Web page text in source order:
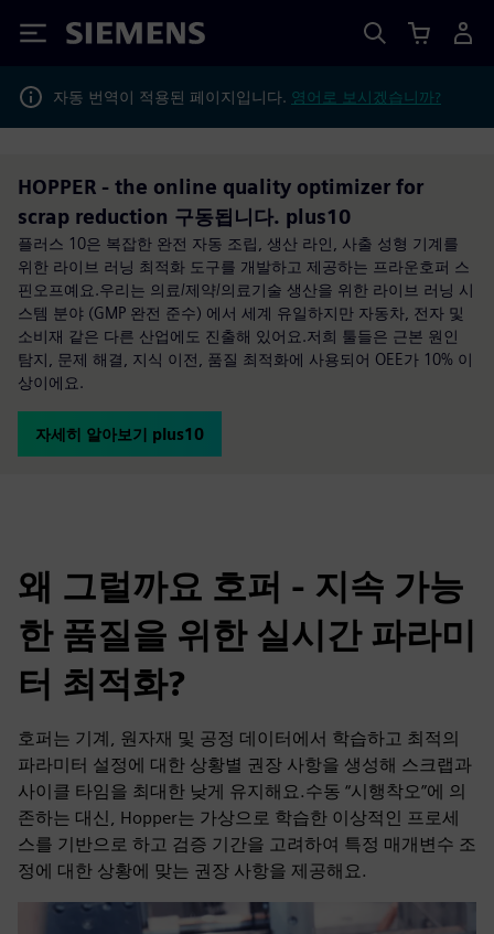
Siemens
자동 번역이 적용된 페이지입니다. 영어로 보시겠습니까?
HOPPER - the online quality optimizer for
scrap reduction 구동됩니다. plus10
플러스 10은 복잡한 완전 자동 조립, 생산 라인, 사출 성형 기계를
위한 라이브 러닝 최적화 도구를 개발하고 제공하는 프라운호퍼 스
핀오프예요.우리는 의료/제약/의료기술 생산을 위한 라이브 러닝 시
스템 분야 (GMP 완전 준수) 에서 세계 유일하지만 자동차, 전자 및
소비재 같은 다른 산업에도 진출해 있어요.저희 툴들은 근본 원인
탐지, 문제 해결, 지식 이전, 품질 최적화에 사용되어 OEE가 10% 이
상이에요.
자세히 알아보기 plus10
왜 그럴까요 호퍼 - 지속 가능
한 품질을 위한 실시간 파라미
터 최적화?
호퍼는 기계, 원자재 및 공정 데이터에서 학습하고 최적의
파라미터 설정에 대한 상황별 권장 사항을 생성해 스크랩과
사이클 타임을 최대한 낮게 유지해요.수동 “시행착오”에 의
존하는 대신, Hopper는 가상으로 학습한 이상적인 프로세
스를 기반으로 하고 검증 기간을 고려하여 특정 매개변수 조
정에 대한 상황에 맞는 권장 사항을 제공해요.